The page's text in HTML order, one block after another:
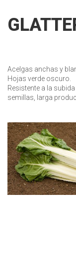
Acelgas anchas y
Hojas verde oscuro.
Resistente a la subida
semillas, larga